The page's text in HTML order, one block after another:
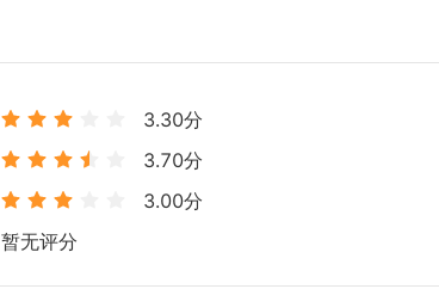
3.30分
3.70分
3.00分
暂无评分